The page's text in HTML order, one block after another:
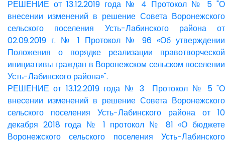
РЕШЕНИЕ от 13.12.2019 года № 4 Протокол № 5 "О
внесении изменений в решение Совета Воронежского
сельского поселения Усть-Лабинского района от
02.09.2019 г. № 1 Протокол № 96 «Об утверждении
Положения о порядке реализации правотворческой
инициативы граждан в Воронежском сельском поселении
Усть-Лабинского района»".
РЕШЕНИЕ от 13.12.2019 года № 3 Протокол № 5 "О
внесении изменений в решение Совета Воронежского
сельского поселения Усть-Лабинского района от 10
декабря 2018 года № 1 протокол № 81 «О бюджете
Воронежского сельского поселения Усть-Лабинского